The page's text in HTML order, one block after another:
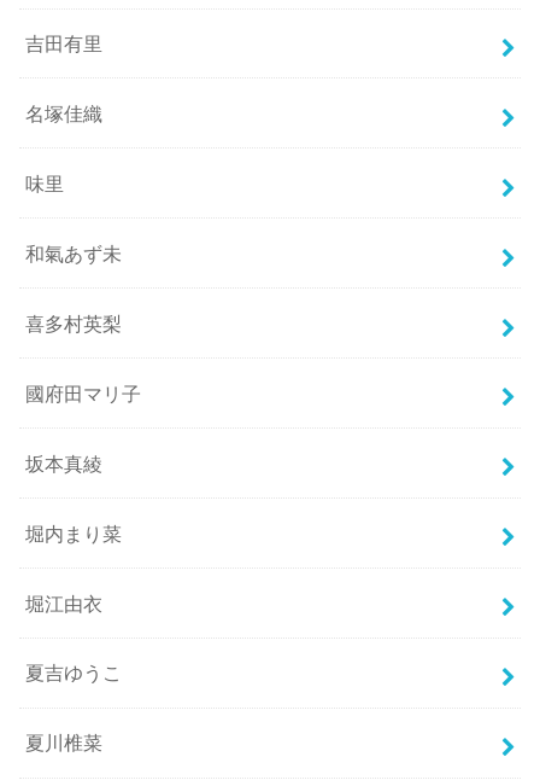
吉田有里
名塚佳織
味里
和氣あず未
喜多村英梨
國府田マリ子
坂本真綾
堀内まり菜
堀江由衣
夏吉ゆうこ
夏川椎菜